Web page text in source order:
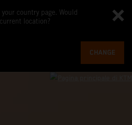
country page. Would
location?
CHANGE